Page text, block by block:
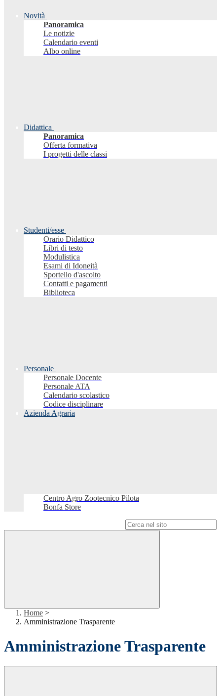
Novità
Panoramica
Le notizie
Calendario eventi
Albo online
Didattica
Panoramica
Offerta formativa
I progetti delle classi
Studenti/esse
Orario Didattico
Libri di testo
Modulistica
Esami di Idoneità
Sportello d'ascolto
Contatti e pagamenti
Biblioteca
Personale
Personale Docente
Personale ATA
Calendario scolastico
Codice disciplinare
Azienda Agraria
Centro Agro Zootecnico Pilota
Bonfa Store
Home >
Amministrazione Trasparente
Amministrazione Trasparente